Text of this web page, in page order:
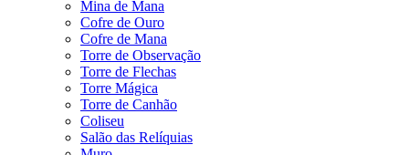
Mina de Mana
Cofre de Ouro
Cofre de Mana
Torre de Observação
Torre de Flechas
Torre Mágica
Torre de Canhão
Coliseu
Salão das Relíquias